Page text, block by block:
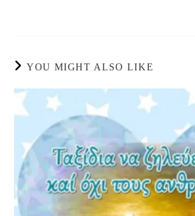
YOU MIGHT ALSO LIKE